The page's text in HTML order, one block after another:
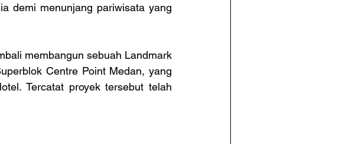
demi menunjang pariwisata yang
membangun sebuah Landmark
Centre Point Medan, yang
Tercatat proyek tersebut telah